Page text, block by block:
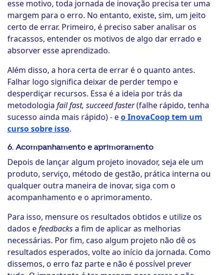
esse motivo, toda jornada de inovação precisa ter uma
margem para o erro. No entanto, existe, sim, um jeito
certo de errar. Primeiro, é preciso saber analisar os
fracassos, entender os motivos de algo dar errado e
absorver esse aprendizado.
Além disso, a hora certa de errar é o quanto antes.
Falhar logo significa deixar de perder tempo e
desperdiçar recursos. Essa é a ideia por trás da
metodologia fail fast, succeed faster(falhe rápido, tenha
sucesso ainda mais rápido) - eo InovaCoop tem um
curso sobre isso.
6. Acompanhamento e aprimoramento
Depois de lançar algum projeto inovador, seja ele um
produto, serviço, método de gestão, prática interna ou
qualquer outra maneira de inovar, siga com o
acompanhamento e o aprimoramento.
Para isso, mensure os resultados obtidos e utilize os
dados efeedbacksa fim de aplicar as melhorias
necessárias. Por fim, caso algum projeto não dê os
resultados esperados, volte ao início da jornada. Como
dissemos, o erro faz parte e não é possível prever